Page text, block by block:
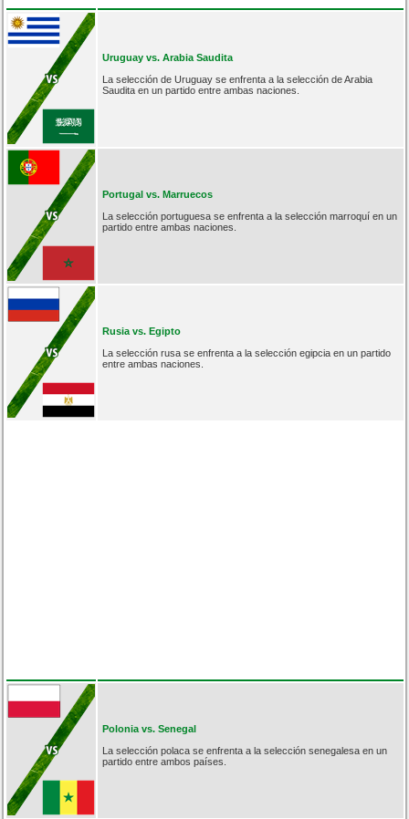
Uruguay vs. Arabia Saudita
La selección de Uruguay se enfrenta a la selección de Arabia
Saudita en un partido entre ambas naciones.
Portugal vs. Marruecos
La selección portuguesa se enfrenta a la selección marroquí en un
partido entre ambas naciones.
Rusia vs. Egipto
La selección rusa se enfrenta a la selección egipcia en un partido
entre ambas naciones.
Polonia vs. Senegal
La selección polaca se enfrenta a la selección senegalesa en un
partido entre ambos países.